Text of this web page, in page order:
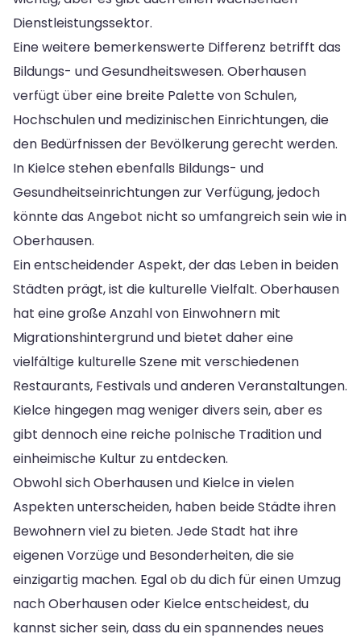
Dienstleistungssektor.
Eine weitere bemerkenswerte Differenz betrifft das
Bildungs- und Gesundheitswesen. Oberhausen
verfügt über eine breite Palette von Schulen,
Hochschulen und medizinischen Einrichtungen, die
den Bedürfnissen der Bevölkerung gerecht werden.
In Kielce stehen ebenfalls Bildungs- und
Gesundheitseinrichtungen zur Verfügung, jedoch
könnte das Angebot nicht so umfangreich sein wie in
Oberhausen.
Ein entscheidender Aspekt, der das Leben in beiden
Städten prägt, ist die kulturelle Vielfalt. Oberhausen
hat eine große Anzahl von Einwohnern mit
Migrationshintergrund und bietet daher eine
vielfältige kulturelle Szene mit verschiedenen
Restaurants, Festivals und anderen Veranstaltungen.
Kielce hingegen mag weniger divers sein, aber es
gibt dennoch eine reiche polnische Tradition und
einheimische Kultur zu entdecken.
Obwohl sich Oberhausen und Kielce in vielen
Aspekten unterscheiden, haben beide Städte ihren
Bewohnern viel zu bieten. Jede Stadt hat ihre
eigenen Vorzüge und Besonderheiten, die sie
einzigartig machen. Egal ob du dich für einen Umzug
nach Oberhausen oder Kielce entscheidest, du
kannst sicher sein, dass du ein spannendes neues